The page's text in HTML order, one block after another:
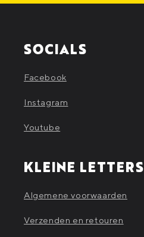
SOCIALS
Facebook
Instagram
Youtube
KLEINE LETTERS
Algemene voorwaarden
Verzenden en retouren